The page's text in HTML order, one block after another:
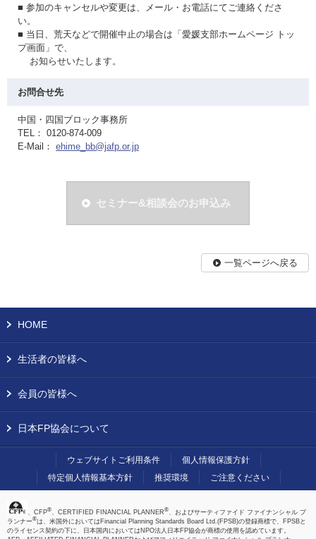
■ 参加のキャンセルや変更は、メール・お電話にてご連絡くださ
い。
■ 当日、荒天などで開催中止の場合は「愛媛支部ホームページ トッ
プ画面」で、
お知らせいたします。
お問合せ先
中国・四国ブロック事務所
TEL： 0120-874-009
E-Mail： ehime_bb@jafp.or.jp
セミナー&相談会のお申込み
一覧ページへ戻る
HOME
生活者の皆様へ
会員の皆様へ
日本FP協会について
ウェブサイトご利用条件
個人情報保護方針
特定個人情報基本方針
推奨環境 ご注意ください
、CFP®、CERTIFIED FINANCIAL PLANNER®、およびサーティファイド ファイナンシャル プ
ランナー®は、米国外においてはFinancial Planning Standards Board Ltd.(FPSB)の登録商標で、FPSBと
のライセンス契約の下に、日本国内においてはNPO法人日本FP協会が商標の使用を認めています。